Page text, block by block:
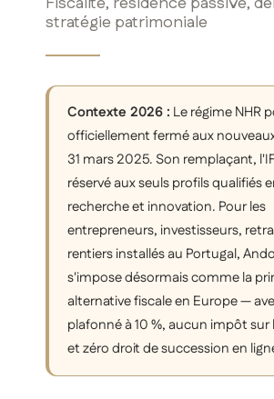
stratégie patrimoniale
Contexte 2026 : Le régime NHR
officiellement fermé aux
31 mars 2025. Son remplaçant,
réservé aux seuls profils qualifiés
recherche et innovation. Pour les
entrepreneurs, investisseurs,
rentiers installés au Portugal,
s'impose désormais comme la
alternative fiscale en Europe —
plafonné à 10 %, aucun impôt
et zéro droit de succession en